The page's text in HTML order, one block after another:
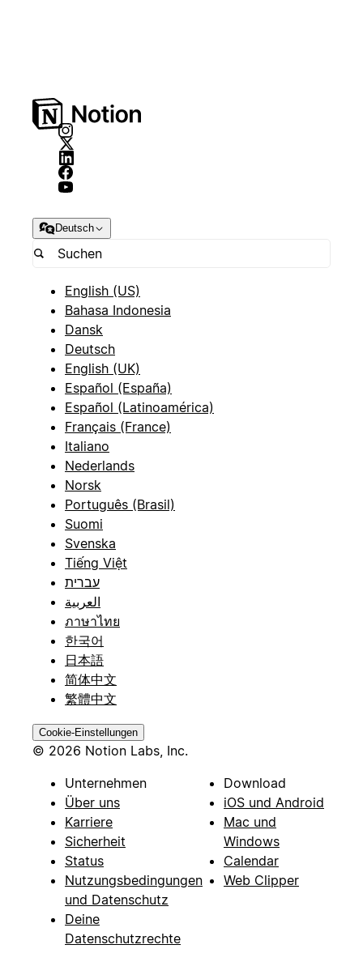
Deutsch
English (US)
Bahasa Indonesia
Dansk
Deutsch
English (UK)
Español (España)
Español (Latinoamérica)
Français (France)
Italiano
Nederlands
Norsk
Português (Brasil)
Suomi
Svenska
Tiếng Việt
עברית
العربية
ภาษาไทย
한국어
日本語
简体中文
繁體中文
Cookie-Einstellungen
© 2026 Notion Labs, Inc.
Unternehmen
Über uns
Karriere
Sicherheit
Status
Nutzungsbedingungen
und Datenschutz
Deine
Datenschutzrechte
Download
iOS und Android
Mac und
Windows
Calendar
Web Clipper